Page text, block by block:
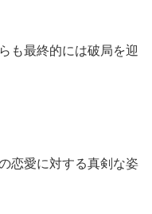
も最終的には破局を迎
恋愛に対する真剣な姿